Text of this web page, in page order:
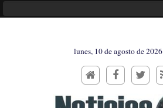
lunes, 10 de agosto de 2026